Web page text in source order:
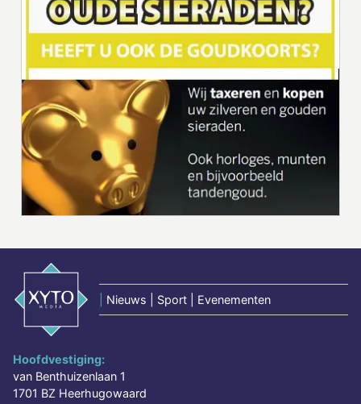
Nieuws | Sport | Evenementen
Hoofdvestiging:
van Benthuizenlaan 1
1701 BZ Heerhugowaard